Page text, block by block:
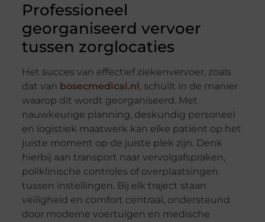
Professioneel
georganiseerd vervoer
tussen zorglocaties
Het succes van effectief ziekenvervoer, zoals
dat van bosecmedical.nl, schuilt in de manier
waarop dit wordt georganiseerd. Met
nauwkeurige planning, deskundig personeel
en logistiek maatwerk kan elke patiënt op het
juiste moment op de juiste plek zijn. Denk
hierbij aan transport naar vervolgafspraken,
poliklinische controles of overplaatsingen
tussen instellingen. Bij elk traject staan
veiligheid en comfort centraal, ondersteund
door moderne voertuigen en medische